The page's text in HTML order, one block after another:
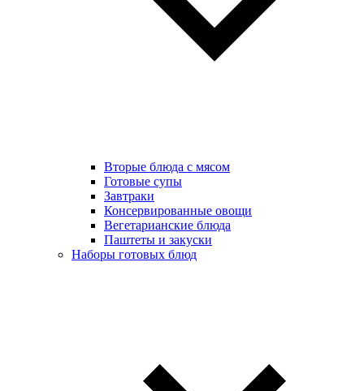
Вторые блюда с мясом
Готовые супы
Завтраки
Консервированные овощи
Вегетарианские блюда
Паштеты и закуски
Наборы готовых блюд